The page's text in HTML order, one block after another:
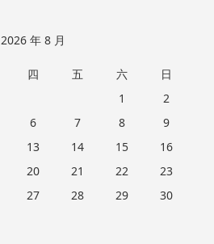
2026 年 8 月
四 五 六
日
1
2
6 7 8
9
13 14 15
16
20 21 22
23
27 28 29
30